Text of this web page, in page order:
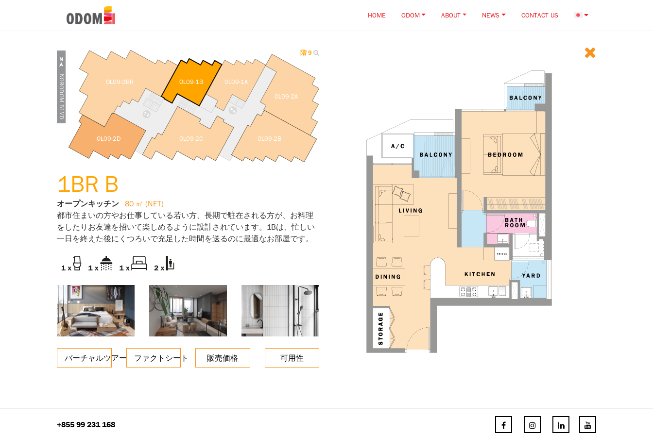
HOME ODOM ABOUT NEWS CONTACT US
階 9
OL09-2D
OL09-1B
OL09-2C
OL09-1A
OL09-3BR
OL09-2A
OL09-2B
1BR B
オープンキッチン 80 ㎡ (NET)
都市住まいの方やお仕事している若い方、長期で駐在される方が、お料理
をしたりお友達を招いて楽しめるように設計されています。1Bは、忙しい
一日を終えた後にくつろいで充足した時間を送るのに最適なお部屋です。
バーチャルツアー ファクトシート 販売価格 可用性
+855 99 231 168